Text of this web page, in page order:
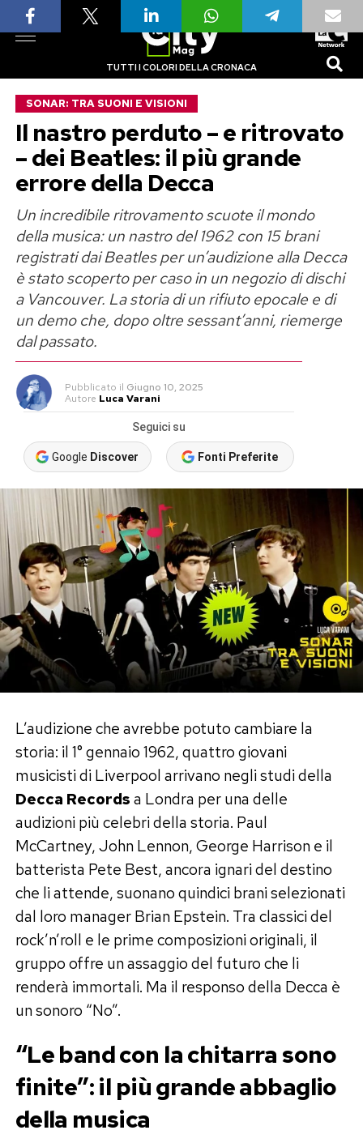
TUTTI I COLORI DELLA CRONACA
SONAR: TRA SUONI E VISIONI
Il nastro perduto – e ritrovato
– dei Beatles: il più grande
errore della Decca
Un incredibile ritrovamento scuote il mondo
della musica: un nastro del 1962 con 15 brani
registrati dai Beatles per un’audizione alla Decca
è stato scoperto per caso in un negozio di dischi
a Vancouver. La storia di un rifiuto epocale e di
un demo che, dopo oltre sessant’anni, riemerge
dal passato.
Pubblicato il Giugno 10, 2025
Autore Luca Varani
Seguici su
Google Discover Fonti Preferite
L’audizione che avrebbe potuto cambiare la
storia: il 1° gennaio 1962, quattro giovani
musicisti di Liverpool arrivano negli studi della
Decca Recordsa Londra per una delle
audizioni più celebri della storia. Paul
McCartney, John Lennon, George Harrison e il
batterista Pete Best, ancora ignari del destino
che li attende, suonano quindici brani selezionati
dal loro manager Brian Epstein. Tra classici del
rock’n’roll e le prime composizioni originali, il
gruppo offre un assaggio del futuro che li
renderà immortali. Ma il responso della Decca è
un sonoro “No”.
“Le band con la chitarra sono
finite”: il più grande abbaglio
della musica